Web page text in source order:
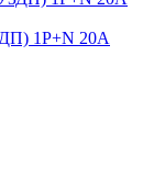
1P+N 20А